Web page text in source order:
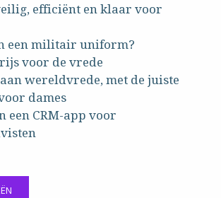
efficiënt en klaar voor
een militair uniform?
voor de vrede
wereldvrede, met de juiste
dames
een CRM-app voor